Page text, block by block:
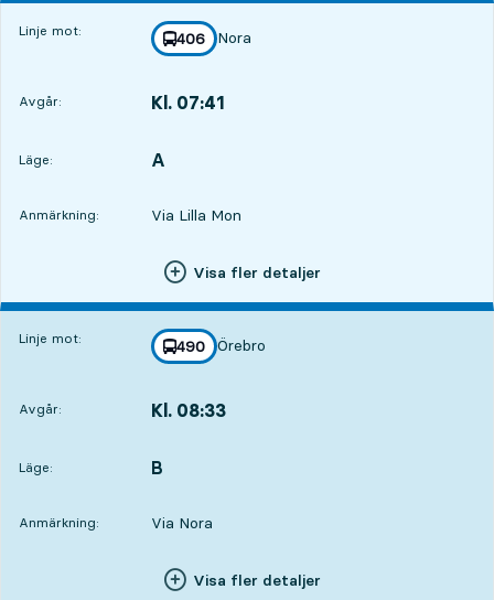
Linje mot: linje
406
mot
Nora
,
Avgår: Kl. 07:41
Läge:
LÄGE, A
,
Anmärkning: Via Lilla Mon
Visa fler detaljer
Linje mot: linje
490
mot
Örebro
,
Avgår: Kl. 08:33
Läge:
LÄGE, B
,
Anmärkning: Via Nora
Visa fler detaljer